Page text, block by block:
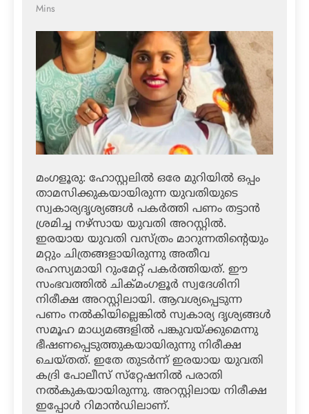
Mins
മംഗളൂരു: ഹോസ്റ്റലില്‍ ഒരേ മുറിയില്‍ ഒപ്പം
താമസിക്കുകയായിരുന്ന യുവതിയുടെ
സ്വകാര്യദൃശ്യങ്ങള്‍ പകര്‍ത്തി പണം തട്ടാന്‍
ശ്രമിച്ച നഴ്‌സായ യുവതി അറസ്റ്റില്‍.
ഇരയായ യുവതി വസ്ത്രം മാറുന്നതിന്റെയും
മറ്റും ചിത്രങ്ങളായിരുന്നു അതീവ
രഹസ്യമായി റുംമേറ്റ് പകര്‍ത്തിയത്. ഈ
സംഭവത്തില്‍ ചിക്മംഗളൂര്‍ സ്വദേശിനി
നിരീക്ഷ അറസ്റ്റിലായി. ആവശ്യപ്പെടുന്ന
പണം നല്‍കിയില്ലെങ്കില്‍ സ്വകാര്യ ദൃശ്യങ്ങള്‍
സമൂഹ മാധ്യമങ്ങളില്‍ പങ്കുവയ്ക്കുമെന്നു
ഭീഷണപ്പെടുത്തുകയായിരുന്നു നിരീക്ഷ
ചെയ്തത്. ഇതേ തുടര്‍ന്ന് ഇരയായ യുവതി
കദ്രി പോലീസ് സ്‌റ്റേഷനില്‍ പരാതി
നല്‍കുകയായിരുന്നു. അറസ്റ്റിലായ നിരീക്ഷ
ഇപ്പോള്‍ റിമാന്‍ഡിലാണ്.